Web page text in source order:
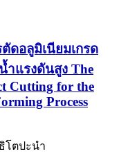
ดอลูมิเนียมเกรด
าแรงดันสูง The
Cutting for the
Process
โตปะนำ